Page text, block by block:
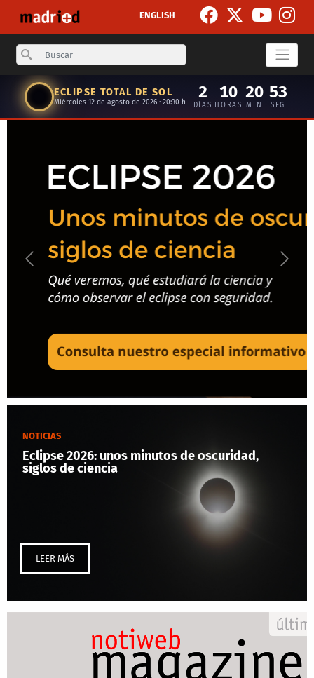
ENGLISH
Search
ECLIPSE TOTAL DE SOL
Miércoles 12 de agosto de 2026 · 20:30 h
2
DÍAS
10
HORAS
20
MIN
52
SEG
Anterior
NOTICIAS
Eclipse 2026: unos minutos de oscuridad,
siglos de ciencia
LEER MÁS